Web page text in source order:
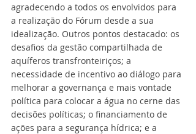
agradecendo a todos os envolvidos para
a realização do Fórum desde a sua
idealização. Outros pontos destacado: os
desafios da gestão compartilhada de
aquíferos transfronteiriços; a
necessidade de incentivo ao diálogo para
melhorar a governança e mais vontade
política para colocar a água no cerne das
decisões políticas; o financiamento de
ações para a segurança hídrica; e a